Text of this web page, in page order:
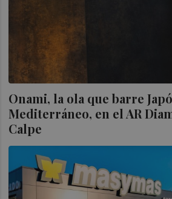
Onami, la ola que barre
Mediterráneo, en el AR
Calpe